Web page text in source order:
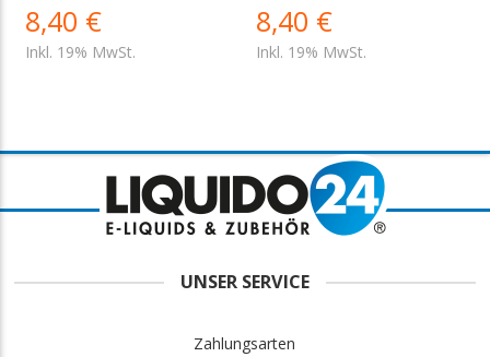
8,40 €
Inkl. 19% MwSt.
8,40 €
Inkl. 19% MwSt.
UNSER SERVICE
Zahlungsarten